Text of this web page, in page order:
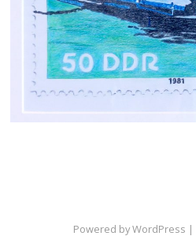
Powered by WordPress |